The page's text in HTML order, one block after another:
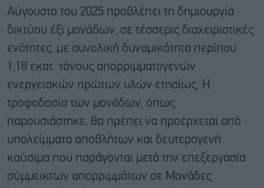
Αύγουστο του 2025 προβλέπει τη δημιουργία
δικτύου έξι μονάδων, σε τέσσερις διαχειριστικές
ενότητες, με συνολική δυναμικότητα περίπου
1,18 εκατ. τόνους απορριμματογενών
ενεργειακών πρώτων υλών ετησίως. Η
τροφοδοσία των μονάδων, όπως
παρουσιάστηκε, θα πρέπει να προέρχεται από
υπολείμματα αποβλήτων και δευτερογενή
καύσιμα που παράγονται μετά την επεξεργασία
σύμμεικτων απορριμμάτων σε Μονάδες